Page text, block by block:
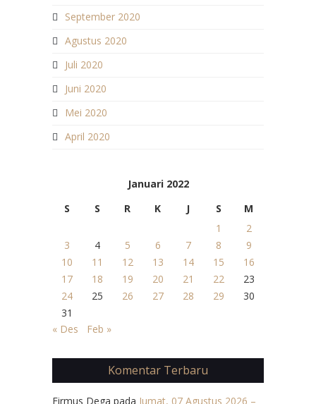
September 2020
Agustus 2020
Juli 2020
Juni 2020
Mei 2020
April 2020
Januari 2022
S
S R K J S
M
1
2
3
4 5 6 7 8
9
10
11 12 13 14 15
16
17
18 19 20 21 22
23
24
25 26 27 28 29
30
31
« Des
Feb »
Komentar Terbaru
Firmus Dega pada Jumat, 07 Agustus 2026 –